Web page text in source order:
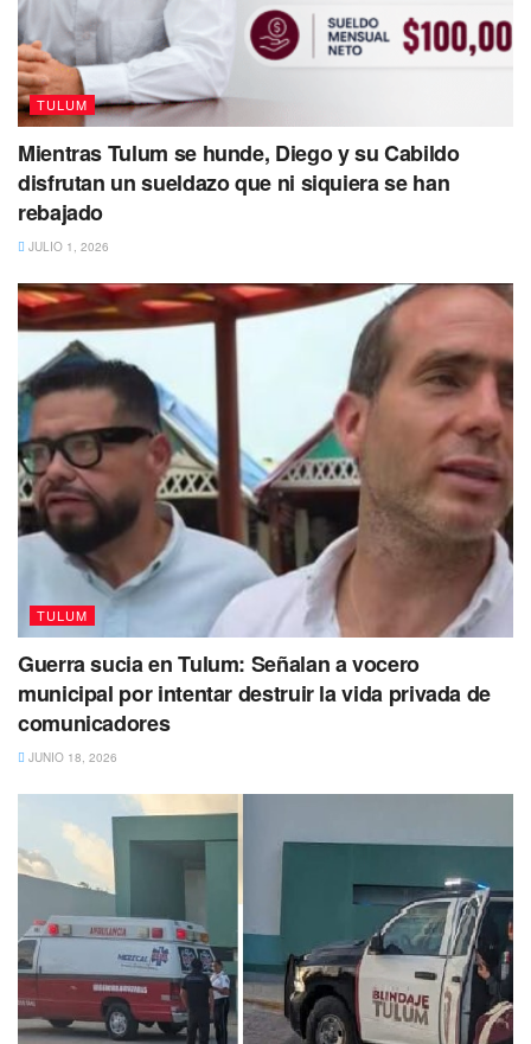
Tags: Quintana Roo Seguridad Pública Tulum
TULUM
Mientras Tulum se hunde, Diego y su Cabildo
disfrutan un sueldazo que ni siquiera se han
rebajado
JULIO 1, 2026
TULUM
Guerra sucia en Tulum: Señalan a vocero
municipal por intentar destruir la vida privada de
comunicadores
JUNIO 18, 2026